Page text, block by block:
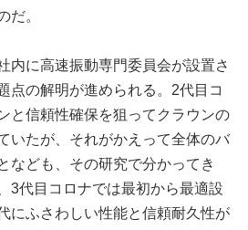
だ。
内に高速振動専門委員会が設置さ
点の解明が進められる。2代目コ
と信頼性確保を狙ってクラウンの
いたが、それがかえって全体のバ
なども、その研究で分かってき
3代目コロナでは最初から最適設
にふさわしい性能と信頼耐久性が